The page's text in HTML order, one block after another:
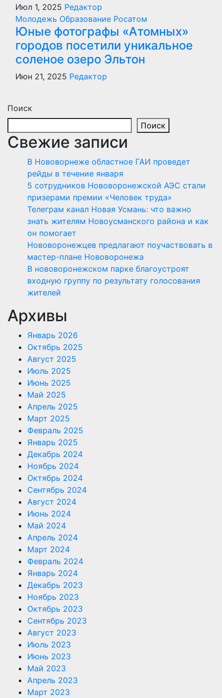
Июл 1, 2025 Редактор
Молодежь Образование Росатом
Юные фотографы «Атомных»
городов посетили уникальное
соленое озеро Эльтон
Июн 21, 2025 Редактор
Поиск
Поиск
Свежие записи
В Нововорнеже областное ГАИ проведет
рейды в течение января
5 сотрудников Нововоронежской АЭС стали
призерами премии «Человек труда»
Телеграм канал Новая Усмань: что важно
знать жителям Новоусманского района и как
он помогает
Нововоронежцев предлагают поучаствовать в
мастер-плане Нововоронежа
В нововоронежском парке благоустроят
входную группу по результату голосования
жителей
Архивы
Январь 2026
Октябрь 2025
Август 2025
Июль 2025
Июнь 2025
Май 2025
Апрель 2025
Март 2025
Февраль 2025
Январь 2025
Декабрь 2024
Ноябрь 2024
Октябрь 2024
Сентябрь 2024
Август 2024
Июнь 2024
Май 2024
Апрель 2024
Март 2024
Февраль 2024
Январь 2024
Декабрь 2023
Ноябрь 2023
Октябрь 2023
Сентябрь 2023
Август 2023
Июль 2023
Июнь 2023
Май 2023
Апрель 2023
Март 2023